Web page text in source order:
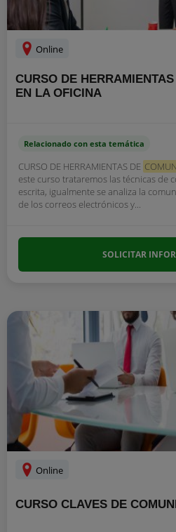
Online
CURSO DE
EN LA OFICINA
Relacionado con esta temática
CURSO DE HERRAMIENTAS DE
este curso trataremos las técnicas de
escrita, igualmente se analiza la
de los correos electrónicos y...
SOLICITAR
Online
CURSO CLAVES DE